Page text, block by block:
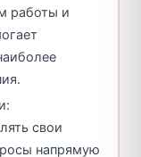
работы и
свои
напрямую